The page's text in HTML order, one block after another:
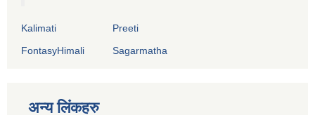
Kalimati
Preeti
FontasyHimali
Sagarmatha
अन्य लिंकहरु